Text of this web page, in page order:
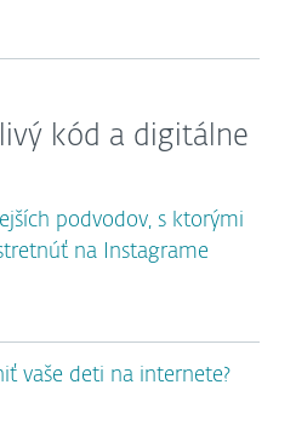
kód a digitálne
podvodov, s ktorými
na Instagrame
vaše deti na internete?